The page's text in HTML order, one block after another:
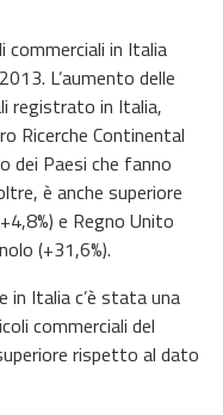
commerciali in Italia
L’aumento delle
registrato in Italia,
Ricerche Continental
dei Paesi che fanno
è anche superiore
e Regno Unito
(+31,6%).
in Italia c’è stata una
commerciali del
rispetto al dato